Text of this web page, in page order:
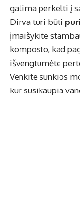
galima perkelti į
Dirva turi būti
įmaišykite
komposto, kad
išvengtumėte
Venkite sunkios
kur susikaupia